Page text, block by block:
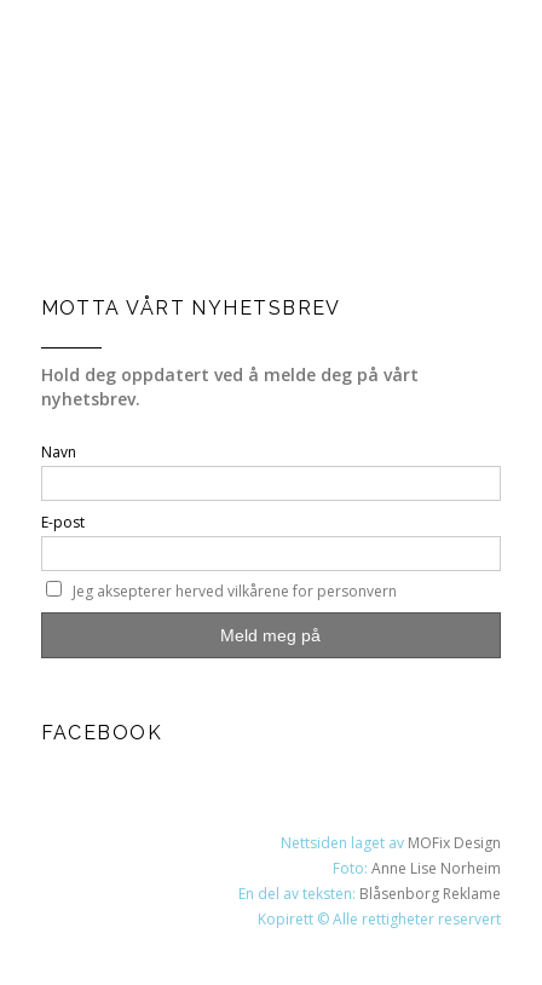
MOTTA VÅRT NYHETSBREV
Hold deg oppdatert ved å melde deg på vårt
nyhetsbrev.
Navn
E-post
Jeg aksepterer herved vilkårene for personvern
FACEBOOK
Nettsiden laget av MOFix Design
Foto:Anne Lise Norheim
En del av teksten: Blåsenborg Reklame
Kopirett © Alle rettigheter reservert